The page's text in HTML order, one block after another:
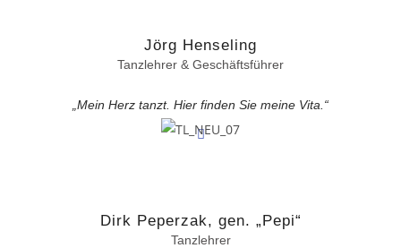
Jörg Henseling
Tanzlehrer & Geschäftsführer
„Mein Herz tanzt. Hier finden Sie meine Vita.“
Dirk Peperzak, gen. „Pepi“
Tanzlehrer